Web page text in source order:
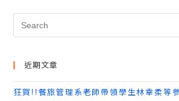
近期文章
狂賀!!餐旅管理系老師帶領學生林幸柔等